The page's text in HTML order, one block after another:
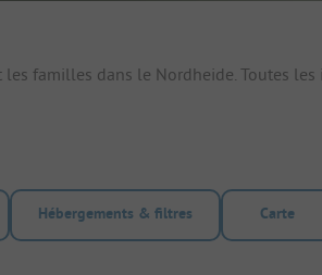
familles dans le Nordheide. Toutes
Hébergements & filtres Carte